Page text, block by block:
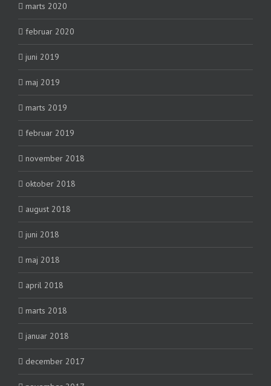
marts 2020
februar 2020
juni 2019
maj 2019
marts 2019
februar 2019
november 2018
oktober 2018
august 2018
juni 2018
maj 2018
april 2018
marts 2018
januar 2018
december 2017